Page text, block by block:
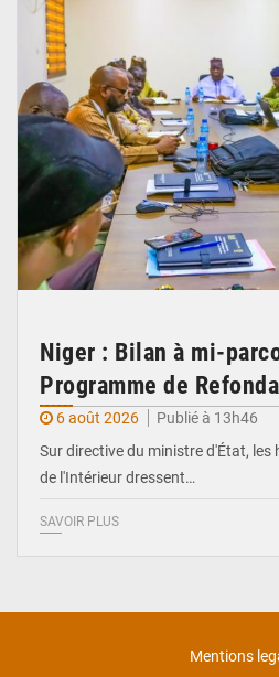
Niger : Bilan à mi-
Programme de
6 août 2026
Publié à 13h46
Sur directive du ministre d'État,
de l'Intérieur dressent…
SAVOIR PLUS
Mentions